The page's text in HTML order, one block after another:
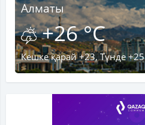
Алматы
+26 °C
Кешке қарай +23, Түнде +25